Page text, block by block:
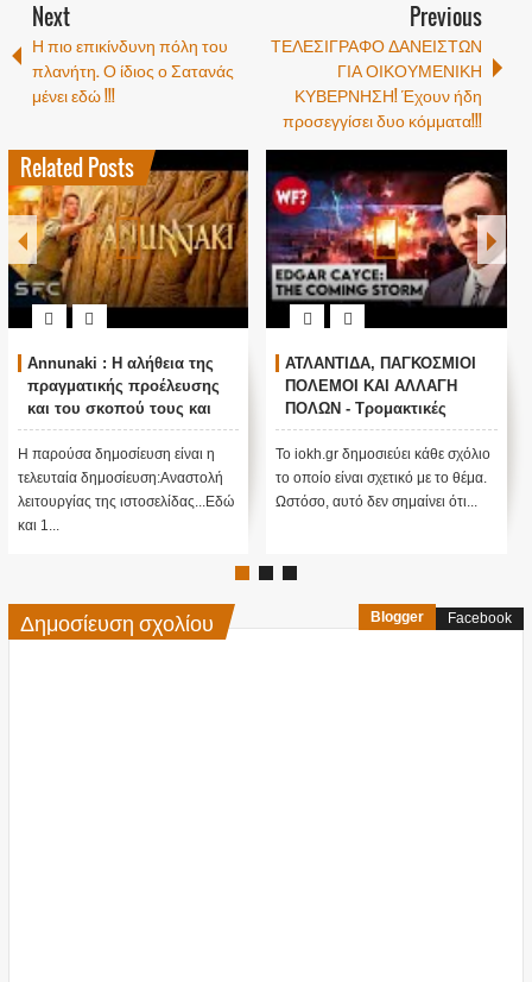
Next
Η πιο επικίνδυνη πόλη του
πλανήτη. Ο ίδιος ο Σατανάς
μένει εδώ !!!
Previous
ΤΕΛΕΣΙΓΡΑΦΟ ΔΑΝΕΙΣΤΩΝ
ΓΙΑ ΟΙΚΟΥΜΕΝΙΚΗ
ΚΥΒΕΡΝΗΣΗ! Έχουν ήδη
προσεγγίσει δυο κόμματα!!!
Related Posts
Annunaki : Η αλήθεια της
πραγματικής προέλευσης
και του σκοπού τους και
αναστολή λειτουργίας μας
....
Η παρούσα δημοσίευση είναι η
τελευταία δημοσίευση:Αναστολή
λειτουργίας της ιστοσελίδας...Εδώ
και 1...
ΑΤΛΑΝΤΙΔΑ, ΠΑΓΚΟΣΜΙΟΙ
ΠΟΛΕΜΟΙ ΚΑΙ ΑΛΛΑΓΗ
ΠΟΛΩΝ - Τρομακτικές
προβλέψεις του Edgar
Cayce (Video)
Το iokh.gr δημοσιεύει κάθε σχόλιο
το οποίο είναι σχετικό με το θέμα.
Ωστόσο, αυτό δεν σημαίνει ότι...
Δημοσίευση σχολίου Blogger Facebook